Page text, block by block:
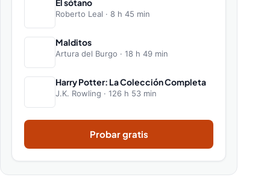
El sótano
Roberto Leal · 8 h 45 min
Malditos
Artura del Burgo · 18 h 49 min
Harry Potter: La Colección Completa
J.K. Rowling · 126 h 53 min
Probar gratis